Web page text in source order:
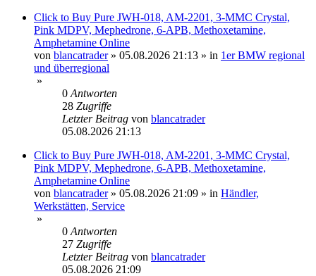
Click to Buy Pure JWH-018, AM-2201, 3-MMC Crystal,
Pink MDPV, Mephedrone, 6-APB, Methoxetamine,
Amphetamine Online
von blancatrader» 05.08.2026 21:13 » in 1er BMW regional
und überregional
»
0 Antworten
28 Zugriffe
Letzter Beitrag von blancatrader
05.08.2026 21:13
Click to Buy Pure JWH-018, AM-2201, 3-MMC Crystal,
Pink MDPV, Mephedrone, 6-APB, Methoxetamine,
Amphetamine Online
von blancatrader» 05.08.2026 21:09 » in Händler,
Werkstätten, Service
»
0 Antworten
27 Zugriffe
Letzter Beitrag von blancatrader
05.08.2026 21:09